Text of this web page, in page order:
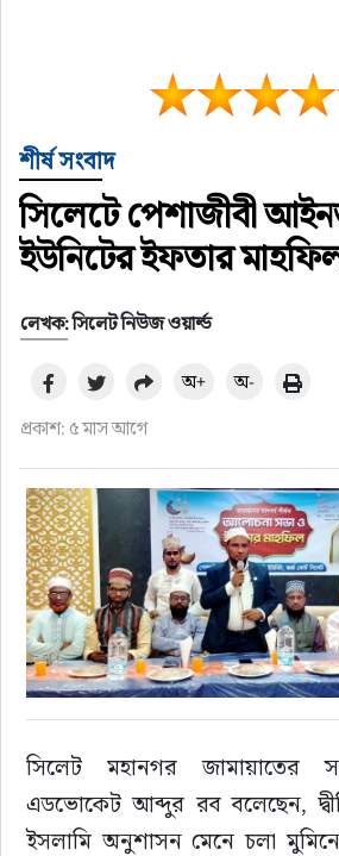
শীর্ষ সংবাদ
সিলেটে পেশাজীবী
ইউনিটের ইফতার
লেখক: সিলেট নিউজ ওয়ার্ল্ড
প্রকাশ: ৫ মাস আগে
অ+ অ-
সিলেট মহানগর জামায়াতের
এডভোকেট আব্দুর রব বলেছেন,
ইসলামি অনুশাসন মেনে চলা